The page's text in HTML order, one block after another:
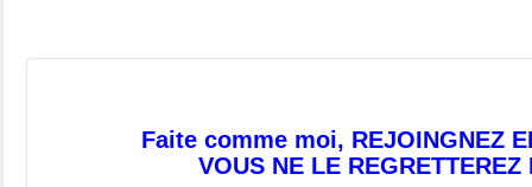
INSCRIPTION A MA
Faite comme moi, REJOINGNEZ
VOUS NE LE REGRETTEREZ